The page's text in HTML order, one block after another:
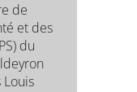
de
et des
du
Louis